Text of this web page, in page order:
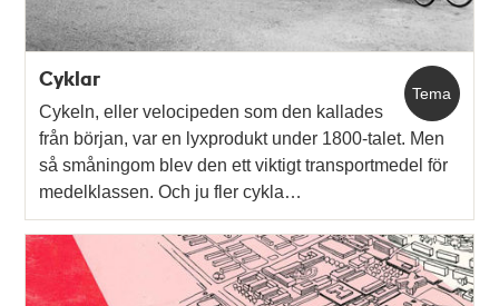
Tema
Cyklar
Cykeln, eller velocipeden som den kallades
från början, var en lyxprodukt under 1800-talet. Men
så småningom blev den ett viktigt transportmedel för
medelklassen. Och ju fler cykla…